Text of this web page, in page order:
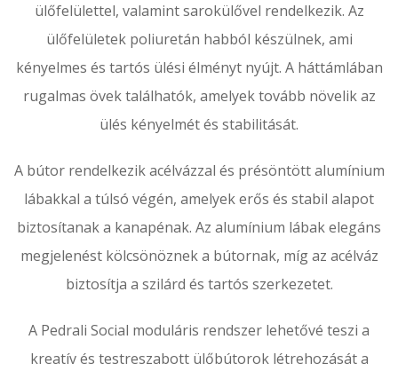
ülőfelülettel, valamint sarokülővel rendelkezik. Az
ülőfelületek poliuretán habból készülnek, ami
kényelmes és tartós ülési élményt nyújt. A háttámlában
rugalmas övek találhatók, amelyek tovább növelik az
ülés kényelmét és stabilitását.
A bútor rendelkezik acélvázzal és présöntött alumínium
lábakkal a túlsó végén, amelyek erős és stabil alapot
biztosítanak a kanapénak. Az alumínium lábak elegáns
megjelenést kölcsönöznek a bútornak, míg az acélváz
biztosítja a szilárd és tartós szerkezetet.
A Pedrali Social moduláris rendszer lehetővé teszi a
kreatív és testreszabott ülőbútorok létrehozását a